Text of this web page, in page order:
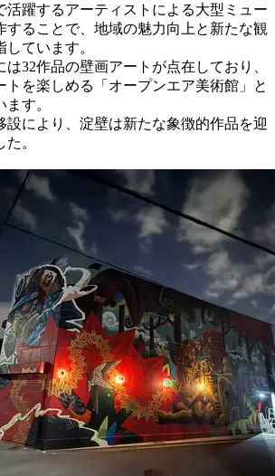
活躍するアーティストによる大型ミュー
することで、地域の魅力向上と新たな観
ています。
32作品の壁画アートが点在しており、
トを楽しめる「オープンエア美術館」と
す。
設により、淀壁は新たな象徴的作品を迎
。